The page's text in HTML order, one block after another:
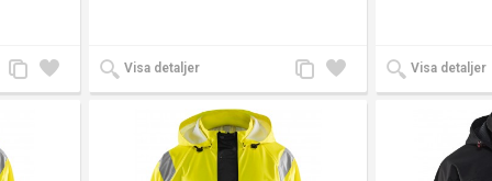
Lägg
till i
Lägg
till
Visa detaljer
Lägg
till i
Lägg
till
Visa detaljer